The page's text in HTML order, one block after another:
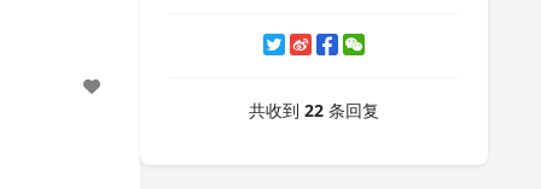
共收到 22 条回复